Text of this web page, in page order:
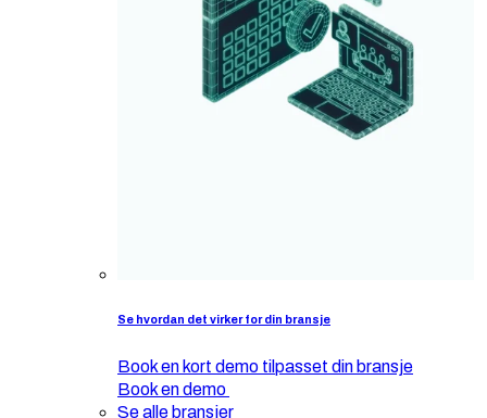
Se hvordan det virker for din bransje
Book en kort demo tilpasset din bransje
Book en demo
Se alle bransjer